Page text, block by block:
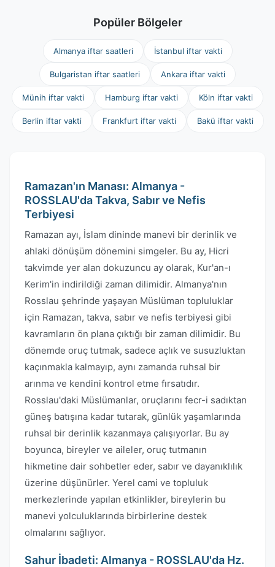
Popüler Bölgeler
Almanya iftar saatleri İstanbul iftar vakti
Bulgaristan iftar saatleri Ankara iftar vakti
Münih iftar vakti Hamburg iftar vakti Köln iftar vakti
Berlin iftar vakti Frankfurt iftar vakti Bakü iftar vakti
Ramazan'ın Manası: Almanya -
ROSSLAU'da Takva, Sabır ve Nefis
Terbiyesi
Ramazan ayı, İslam dininde manevi bir derinlik ve
ahlaki dönüşüm dönemini simgeler. Bu ay, Hicri
takvimde yer alan dokuzuncu ay olarak, Kur'an-ı
Kerim'in indirildiği zaman dilimidir. Almanya'nın
Rosslau şehrinde yaşayan Müslüman topluluklar
için Ramazan, takva, sabır ve nefis terbiyesi gibi
kavramların ön plana çıktığı bir zaman dilimidir. Bu
dönemde oruç tutmak, sadece açlık ve susuzluktan
kaçınmakla kalmayıp, aynı zamanda ruhsal bir
arınma ve kendini kontrol etme fırsatıdır.
Rosslau'daki Müslümanlar, oruçlarını fecr-i sadıktan
güneş batışına kadar tutarak, günlük yaşamlarında
ruhsal bir derinlik kazanmaya çalışıyorlar. Bu ay
boyunca, bireyler ve aileler, oruç tutmanın
hikmetine dair sohbetler eder, sabır ve dayanıklılık
üzerine düşünürler. Yerel cami ve topluluk
merkezlerinde yapılan etkinlikler, bireylerin bu
manevi yolculuklarında birbirlerine destek
olmalarını sağlıyor.
Sahur İbadeti: Almanya - ROSSLAU'da Hz.